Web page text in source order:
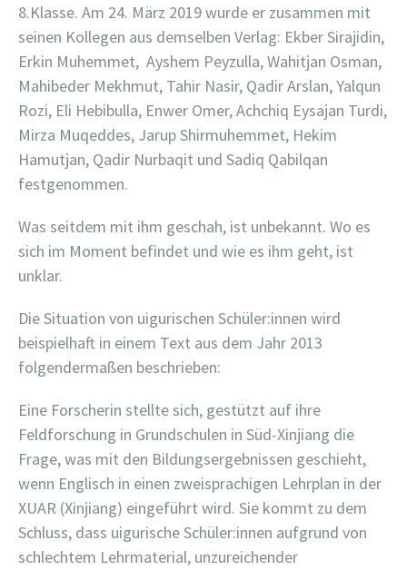
8.Klasse. Am 24. März 2019 wurde er zusammen mit
seinen Kollegen aus demselben Verlag: Ekber Sirajidin,
Erkin Muhemmet, Ayshem Peyzulla, Wahitjan Osman,
Mahibeder Mekhmut, Tahir Nasir, Qadir Arslan, Yalqun
Rozi, Eli Hebibulla, Enwer Omer, Achchiq Eysajan Turdi,
Mirza Muqeddes, Jarup Shirmuhemmet, Hekim
Hamutjan, Qadir Nurbaqit und Sadiq Qabilqan
festgenommen.
Was seitdem mit ihm geschah, ist unbekannt. Wo es
sich im Moment befindet und wie es ihm geht, ist
unklar.
Die Situation von uigurischen Schüler:innen wird
beispielhaft in einem Text aus dem Jahr 2013
folgendermaßen beschrieben:
Eine Forscherin stellte sich, gestützt auf ihre
Feldforschung in Grundschulen in Süd-Xinjiang die
Frage, was mit den Bildungsergebnissen geschieht,
wenn Englisch in einen zweisprachigen Lehrplan in der
XUAR (Xinjiang) eingeführt wird. Sie kommt zu dem
Schluss, dass uigurische Schüler:innen aufgrund von
schlechtem Lehrmaterial, unzureichender